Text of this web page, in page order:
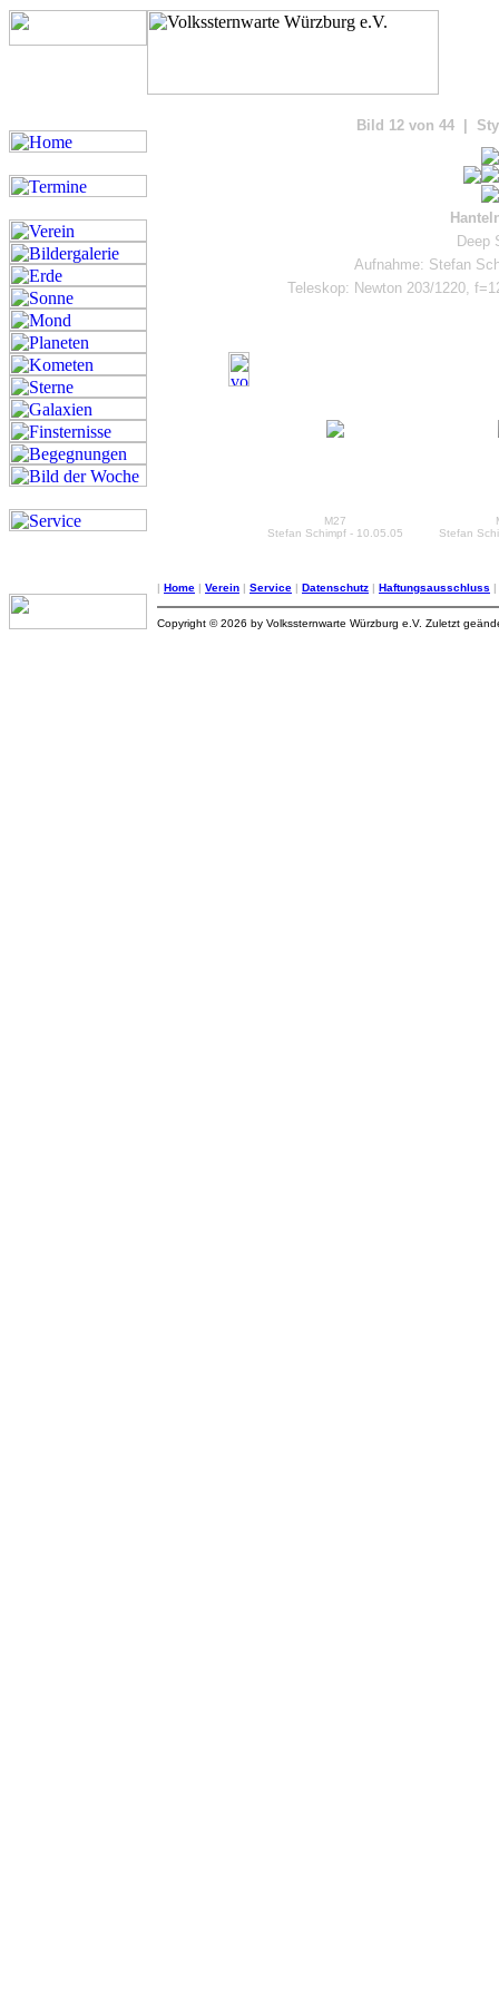
Bild 12 von 44 |
Deep
Aufnahme: Stefan
Teleskop: Newton 203/1220,
M27
Stefan Schimpf - 10.05.05
Stefan
| Home | Verein | Service | Datenschutz | Haftungsausschluss |
Copyright © 2026 by Volkssternwarte Würzburg e.V. Zuletzt